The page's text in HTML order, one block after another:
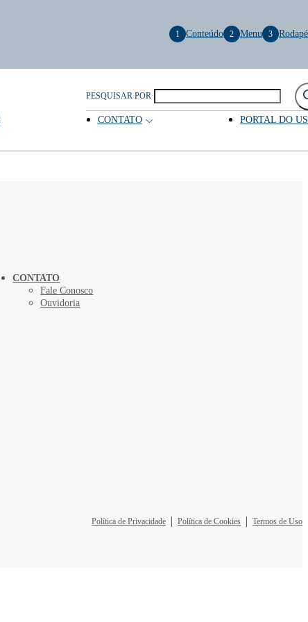
PESQUISAR POR
CONTATO PORTAL DO
1 Conteúdo 2 Menu 3 Rodapé
CONTATO
Fale Conosco
Ouvidoria
Política de Privacidade Política de Cookies Termos de Uso